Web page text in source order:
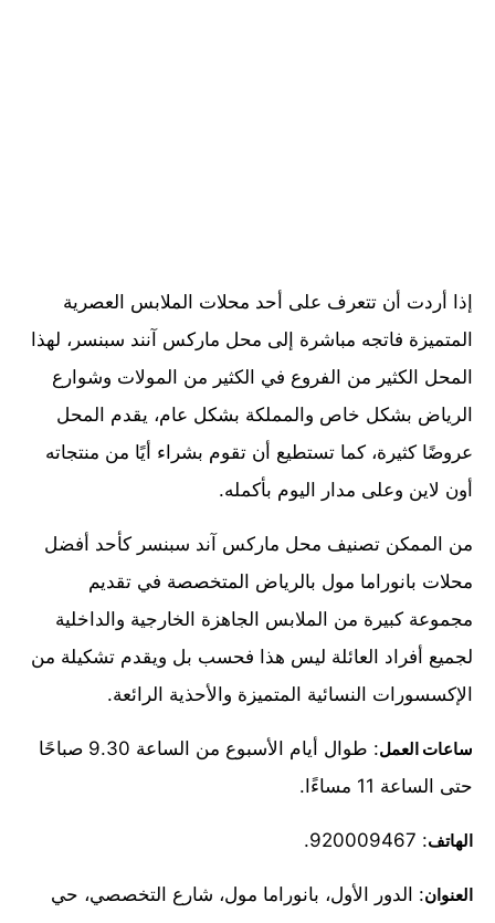
إذا أردت أن تتعرف على أحد محلات الملابس العصرية
المتميزة فاتجه مباشرة إلى محل ماركس آنند سبنسر، لهذا
المحل الكثير من الفروع في الكثير من المولات وشوارع
الرياض بشكل خاص والمملكة بشكل عام، يقدم المحل
عروضًا كثيرة، كما تستطيع أن تقوم بشراء أيًا من منتجاته
أون لاين وعلى مدار اليوم بأكمله.
من الممكن تصنيف محل ماركس آند سبنسر كأحد أفضل
محلات بانوراما مول بالرياض المتخصصة في تقديم
مجموعة كبيرة من الملابس الجاهزة الخارجية والداخلية
لجميع أفراد العائلة ليس هذا فحسب بل ويقدم تشكيلة من
الإكسسورات النسائية المتميزة والأحذية الرائعة.
ساعات العمل
: طوال أيام الأسبوع من الساعة 9.30 صباحًا
حتى الساعة 11 مساءًا.
الهاتف: 920009467.
العنوان: الدور الأول، بانوراما مول، شارع التخصصي، حي